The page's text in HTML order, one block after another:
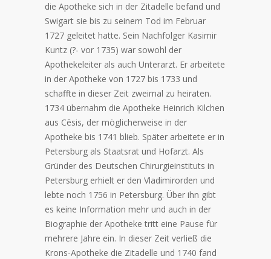
die Apotheke sich in der Zitadelle befand und
Swigart sie bis zu seinem Tod im Februar
1727 geleitet hatte. Sein Nachfolger Kasimir
Kuntz (?- vor 1735) war sowohl der
Apothekeleiter als auch Unterarzt. Er arbeitete
in der Apotheke von 1727 bis 1733 und
schaffte in dieser Zeit zweimal zu heiraten.
1734 übernahm die Apotheke Heinrich Kilchen
aus Cēsis, der möglicherweise in der
Apotheke bis 1741 blieb. Später arbeitete er in
Petersburg als Staatsrat und Hofarzt. Als
Gründer des Deutschen Chirurgieinstituts in
Petersburg erhielt er den Vladimirorden und
lebte noch 1756 in Petersburg. Über ihn gibt
es keine Information mehr und auch in der
Biographie der Apotheke tritt eine Pause für
mehrere Jahre ein. In dieser Zeit verließ die
Krons-Apotheke die Zitadelle und 1740 fand